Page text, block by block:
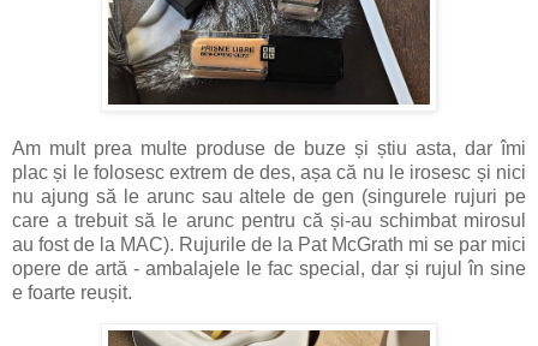
Am mult prea multe produse de buze și știu asta, dar îmi
plac și le folosesc extrem de des, așa că nu le irosesc și nici
nu ajung să le arunc sau altele de gen (singurele rujuri pe
care a trebuit să le arunc pentru că și-au schimbat mirosul
au fost de la MAC). Rujurile de la Pat McGrath mi se par mici
opere de artă - ambalajele le fac special, dar și rujul în sine
e foarte reușit.